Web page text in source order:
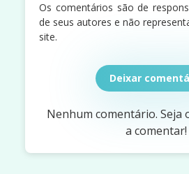
Os comentários são de
de seus autores e não
site.
Deixar
Nenhum comentário. Seja
a comentar!